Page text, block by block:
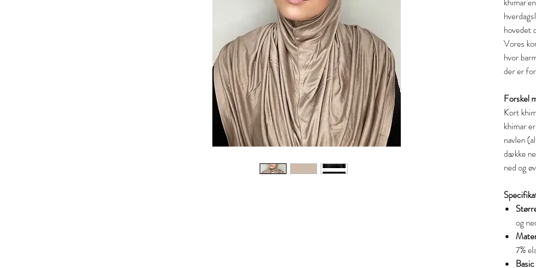
hovedet
Vores
hvor
der er
Forskel
Kort
khimar
navlen
dække
ned og
og
7%